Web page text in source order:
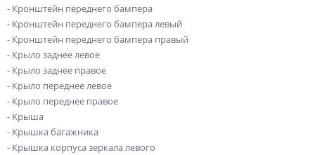
- Кронштейн переднего бампера
- Кронштейн переднего бампера левый
- Кронштейн переднего бампера правый
- Крыло заднее левое
- Крыло заднее правое
- Крыло переднее левое
- Крыло переднее правое
- Крыша
- Крышка багажника
- Крышка корпуса зеркала левого